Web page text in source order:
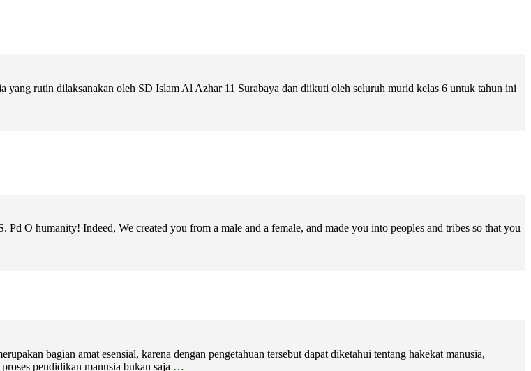
rutin dilaksanakan oleh SD Islam Al Azhar 11 Surabaya dan diikuti oleh seluruh murid kelas 6 untuk tahun ini
O humanity! Indeed, We created you from a male and a female, and made you into peoples and tribes so that you
bagian amat esensial, karena dengan pengetahuan tersebut dapat diketahui tentang hakekat manusia,
pendidikan manusia bukan saja …